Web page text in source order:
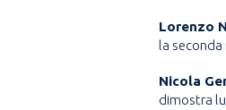
Lorenzo
la
Nicola
dimostra